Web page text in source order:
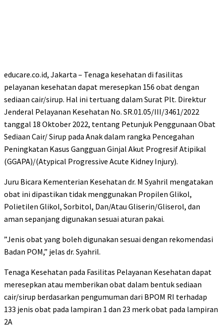
educare.co.id, Jakarta – Tenaga kesehatan di fasilitas
pelayanan kesehatan dapat meresepkan 156 obat dengan
sediaan cair/sirup. Hal ini tertuang dalam Surat Plt. Direktur
Jenderal Pelayanan Kesehatan No. SR.01.05/III/3461/2022
tanggal 18 Oktober 2022, tentang Petunjuk Penggunaan Obat
Sediaan Cair/ Sirup pada Anak dalam rangka Pencegahan
Peningkatan Kasus Gangguan Ginjal Akut Progresif Atipikal
(GGAPA)/(Atypical Progressive Acute Kidney Injury).
Juru Bicara Kementerian Kesehatan dr. M Syahril mengatakan
obat ini dipastikan tidak menggunakan Propilen Glikol,
Polietilen Glikol, Sorbitol, Dan/Atau Gliserin/Gliserol, dan
aman sepanjang digunakan sesuai aturan pakai.
”Jenis obat yang boleh digunakan sesuai dengan rekomendasi
Badan POM,” jelas dr. Syahril.
Tenaga Kesehatan pada Fasilitas Pelayanan Kesehatan dapat
meresepkan atau memberikan obat dalam bentuk sediaan
cair/sirup berdasarkan pengumuman dari BPOM RI terhadap
133 jenis obat pada lampiran 1 dan 23 merk obat pada lampiran
2A